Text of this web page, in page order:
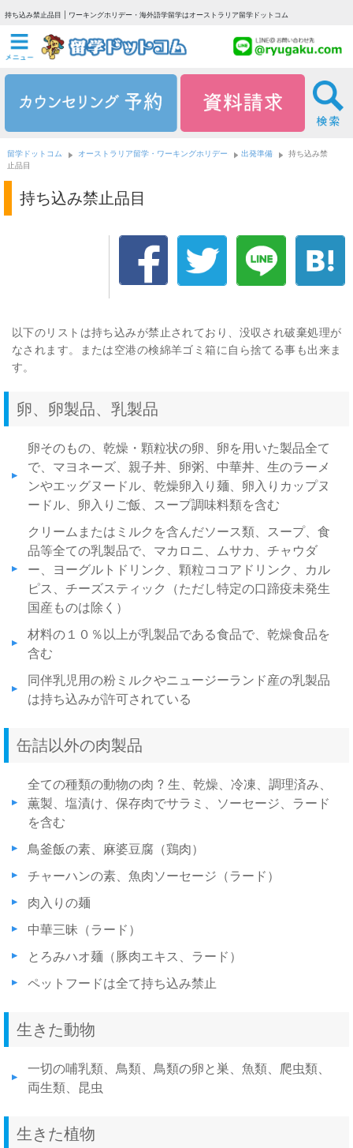
持ち込み禁止品目 | ワーキングホリデー・海外語学留学はオーストラリア留学ドットコム
留学ドットコム オーストラリア留学・ワーキングホリデー 出発準備
持ち込み禁
止品目
持ち込み禁止品目
以下のリストは持ち込みが禁止されており、没収され破棄処理が
なされます。または空港の検綿羊ゴミ箱に自ら捨てる事も出来ま
す。
卵、卵製品、乳製品
卵そのもの、乾燥・顆粒状の卵、卵を用いた製品全て
で、マヨネーズ、親子丼、卵粥、中華丼、生のラーメ
ンやエッグヌードル、乾燥卵入り麺、卵入りカップヌ
ードル、卵入りご飯、スープ調味料類を含む
クリームまたはミルクを含んだソース類、スープ、食
品等全ての乳製品で、マカロニ、ムサカ、チャウダ
ー、ヨーグルトドリンク、顆粒ココアドリンク、カル
ピス、チーズスティック（ただし特定の口蹄疫未発生
国産ものは除く）
材料の１０％以上が乳製品である食品で、乾燥食品を
含む
同伴乳児用の粉ミルクやニュージーランド産の乳製品
は持ち込みが許可されている
缶詰以外の肉製品
全ての種類の動物の肉 ? 生、乾燥、冷凍、調理済み、
薫製、塩漬け、保存肉でサラミ、ソーセージ、ラード
を含む
鳥釜飯の素、麻婆豆腐（鶏肉）
チャーハンの素、魚肉ソーセージ（ラード）
肉入りの麺
中華三昧（ラード）
とろみハオ麺（豚肉エキス、ラード）
ペットフードは全て持ち込み禁止
生きた動物
一切の哺乳類、鳥類、鳥類の卵と巣、魚類、爬虫類、
両生類、昆虫
生きた植物